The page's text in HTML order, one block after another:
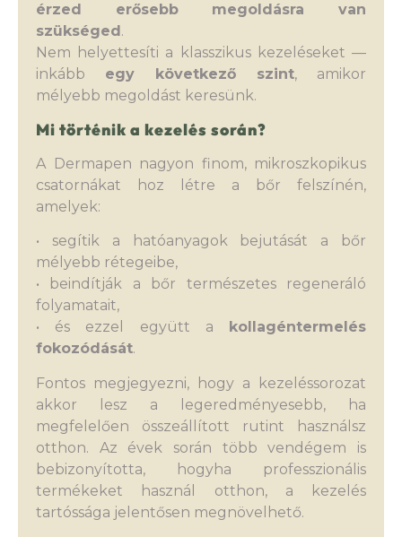
érzed erősebb megoldásra van
szükséged .
Nem helyettesíti a klasszikus kezeléseket —
inkább egy következő szint, amikor
mélyebb megoldást keresünk.
Mi történik a kezelés során?
A Dermapen nagyon finom, mikroszkopikus
csatornákat hoz létre a bőr felszínén,
amelyek:
• segítik a hatóanyagok bejutását a bőr
mélyebb rétegeibe,
• beindítják a bőr természetes regeneráló
folyamatait,
• és ezzel együtt a
kollagéntermelés
fokozódását.
Fontos megjegyezni, hogy a kezeléssorozat
akkor lesz a legeredményesebb, ha
megfelelően összeállított rutint használsz
otthon. Az évek során több vendégem is
bebizonyította, hogyha professzionális
termékeket használ otthon, a kezelés
tartóssága jelentősen megnövelhető.